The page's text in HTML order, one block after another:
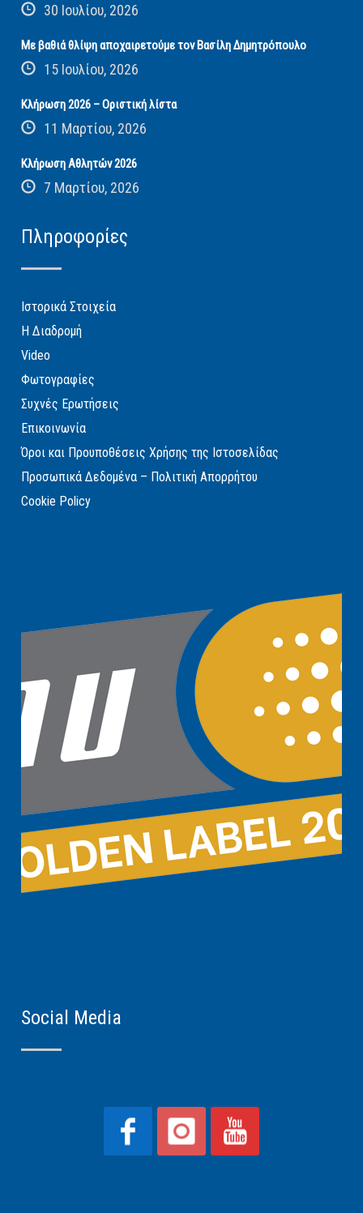
30 Ιουλίου, 2026
Με βαθιά θλίψη αποχαιρετούμε τον Βασίλη Δημητρόπουλο
15 Ιουλίου, 2026
Κλήρωση 2026 – Οριστική λίστα
11 Μαρτίου, 2026
Κλήρωση Αθλητών 2026
7 Μαρτίου, 2026
Πληροφορίες
Ιστορικά Στοιχεία
Η Διαδρομή
Video
Φωτογραφίες
Συχνές Ερωτήσεις
Επικοινωνία
Όροι και Προυποθέσεις Χρήσης της Ιστοσελίδας
Προσωπικά Δεδομένα – Πολιτική Απορρήτου
Cookie Policy
Social Media